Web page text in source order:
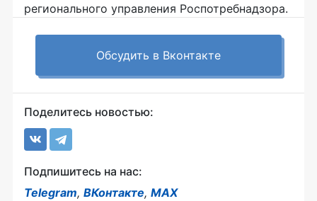
регионального управления Роспотребнадзора.
Обсудить в Вконтакте
Поделитесь новостью:
Подпишитесь на нас:
Telegram, ВКонтакте, MAX